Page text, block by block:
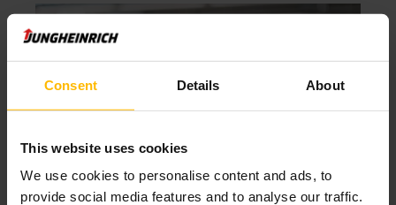
Consent Details About
This website uses cookies
We use cookies to personalise content and ads, to
provide social media features and to analyse our traffic.